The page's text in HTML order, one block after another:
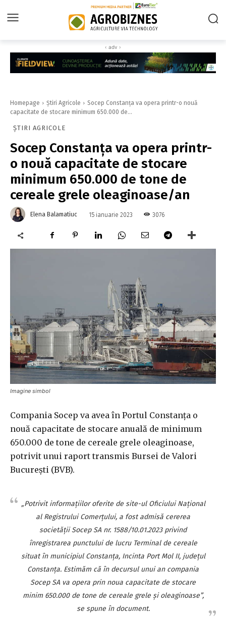
‹ adv ›
Homepage Știri Agricole
Socep Constanţa va opera printr-o nouă
capacitate de stocare minimum 650.000 de...
ȘTIRI AGRICOLE
Socep Constanţa va opera printr-
o nouă capacitate de stocare
minimum 650.000 de tone de
cereale grele oleaginoase/an
Elena Balamatiuc 15 ianuarie 2023 3076
Imagine simbol
Compania Socep va avea în Portul Constanţa o
nouă capacitate de stocare anuală de minimum
650.000 de tone de cereale grele oleaginoase,
potrivit unui raport transmis Bursei de Valori
Bucureşti (BVB).
„Potrivit informaţiilor oferite de site-ul Oficiului Naţional
al Registrului Comerţului, a fost admisă cererea
societăţii Socep SA nr. 1588/10.01.2023 privind
înregistrarea punctului de lucru Terminal de cereale
situat în municipiul Constanţa, Incinta Port Mol II, judeţul
Constanţa. Estimăm că în decursul unui an compania
Socep SA va opera prin noua capacitate de stocare
minim 650.000 de tone de cereale grele şi oleaginoase”,
se spune în document.